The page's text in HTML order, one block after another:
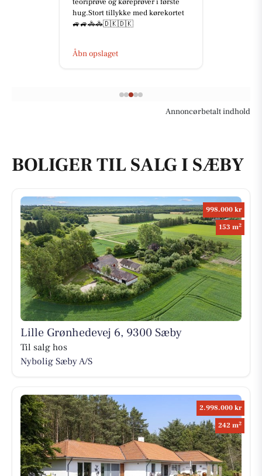
hug.Stort tillykke med kørekortet
🚙🚙🚓🚓🇩🇰🇩🇰
Åbn opslaget
Annoncørbetalt indhold
BOLIGER TIL SALG I SÆBY
998.000 kr
153 m2
Lille Grønhedevej 6, 9300 Sæby
Til salg hos
Nybolig Sæby A/S
2.998.000 kr
242 m2